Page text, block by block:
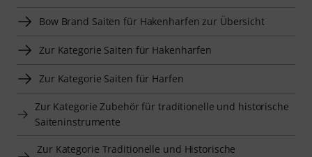
Bow Brand Saiten für Hakenharfen zur Übersicht
Zur Kategorie Saiten für Hakenharfen
Zur Kategorie Saiten für Harfen
Zur Kategorie Zubehör für traditionelle und historische
Saiteninstrumente
Zur Kategorie Traditionelle und Historische